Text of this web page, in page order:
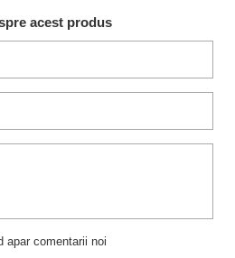
acest produs
apar comentarii noi